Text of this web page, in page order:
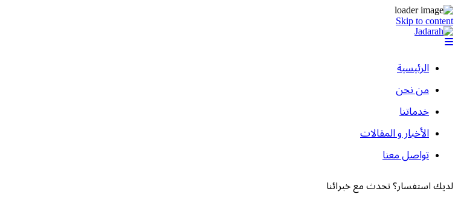
Skip to content
الرئيسية
من نحن
خدماتنا
الأخبار و المقالات
تواصل معنا
لديك استفسار؟ تحدث مع خبرائنا